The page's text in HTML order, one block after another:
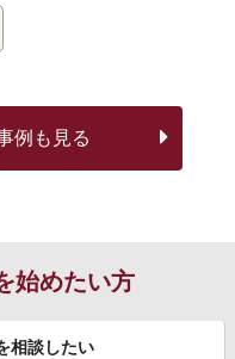
例も見る
始めたい方
相談したい